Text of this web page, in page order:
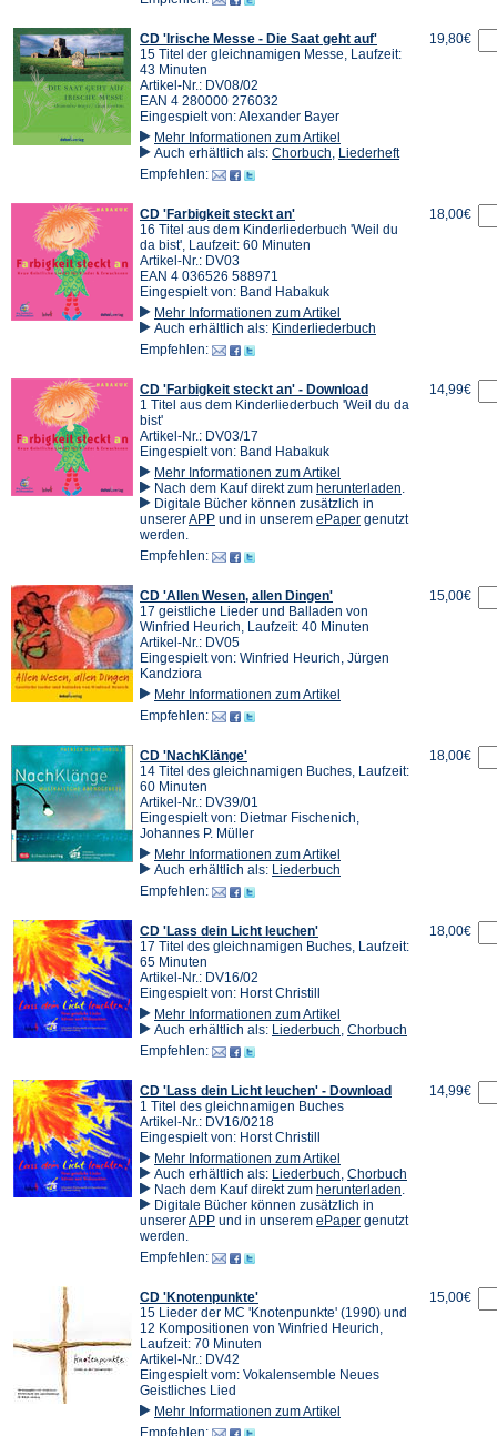
CD 'Irische Messe - Die Saat geht auf'
15 Titel der gleichnamigen Messe, Laufzeit:
43 Minuten
Artikel-Nr.: DV08/02
EAN 4 280000 276032
Eingespielt von: Alexander Bayer
Mehr Informationen zum Artikel
Auch erhältlich als: Chorbuch Liederheft
Empfehlen:
19,80€
CD 'Farbigkeit steckt an'
16 Titel aus dem Kinderliederbuch 'Weil du
da bist', Laufzeit: 60 Minuten
Artikel-Nr.: DV03
EAN 4 036526 588971
Eingespielt von: Band Habakuk
Mehr Informationen zum Artikel
Auch erhältlich als: Kinderliederbuch
Empfehlen:
18,00€
CD 'Farbigkeit steckt an' - Download
1 Titel aus dem Kinderliederbuch 'Weil du da
bist'
Artikel-Nr.: DV03/17
Eingespielt von: Band Habakuk
Mehr Informationen zum Artikel
Nach dem Kauf direkt zum herunterladen
einem
Digitale Bücher können zusätzlich in
unsererAPP(Öffnet
einem
neuen
und in unserem ePaper(Öffnet
genutzt
werden.
Empfehlen:
14,99€
CD 'Allen Wesen, allen Dingen'
17 geistliche Lieder und Balladen von
Winfried Heurich, Laufzeit: 40 Minuten
Artikel-Nr.: DV05
Eingespielt von: Winfried Heurich, Jürgen
Kandziora
Mehr Informationen zum Artikel
Empfehlen:
15,00€
CD 'NachKlänge'
14 Titel des gleichnamigen Buches, Laufzeit:
60 Minuten
Artikel-Nr.: DV39/01
Eingespielt von: Dietmar Fischenich,
Johannes P. Müller
Mehr Informationen zum Artikel
Auch erhältlich als: Liederbuch
Empfehlen:
18,00€
CD 'Lass dein Licht leuchen'
17 Titel des gleichnamigen Buches, Laufzeit:
65 Minuten
Artikel-Nr.: DV16/02
Eingespielt von: Horst Christill
Mehr Informationen zum Artikel
Auch erhältlich als: Liederbuch Chorbuch
Empfehlen:
18,00€
CD 'Lass dein Licht leuchen' - Download
1 Titel des gleichnamigen Buches
Artikel-Nr.: DV16/0218
Eingespielt von: Horst Christill
Mehr Informationen zum Artikel
Auch erhältlich als: Liederbuch Chorbuch
Nach dem Kauf direkt zum herunterladen
einem
Digitale Bücher können zusätzlich in
unsererAPP(Öffnet
einem
neuen
und in unserem ePaper(Öffnet
genutzt
werden.
Empfehlen:
14,99€
CD 'Knotenpunkte'
15 Lieder der MC 'Knotenpunkte' (1990) und
12 Kompositionen von Winfried Heurich,
Laufzeit: 70 Minuten
Artikel-Nr.: DV42
Eingespielt vom: Vokalensemble Neues
Geistliches Lied
Mehr Informationen zum Artikel
Empfehlen:
15,00€